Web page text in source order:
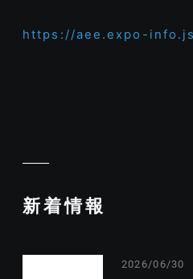
https://aee.expo-
新着情報
2026/06/30